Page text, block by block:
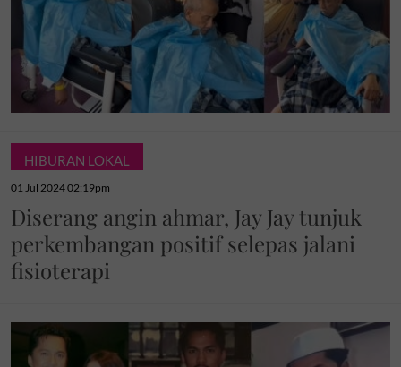
HIBURAN LOKAL
01 Jul 2024 02:19pm
Diserang angin ahmar, Jay Jay tunjuk
perkembangan positif selepas jalani
fisioterapi